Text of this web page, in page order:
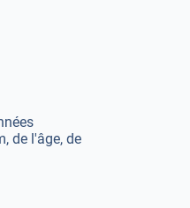
de l'âge, de